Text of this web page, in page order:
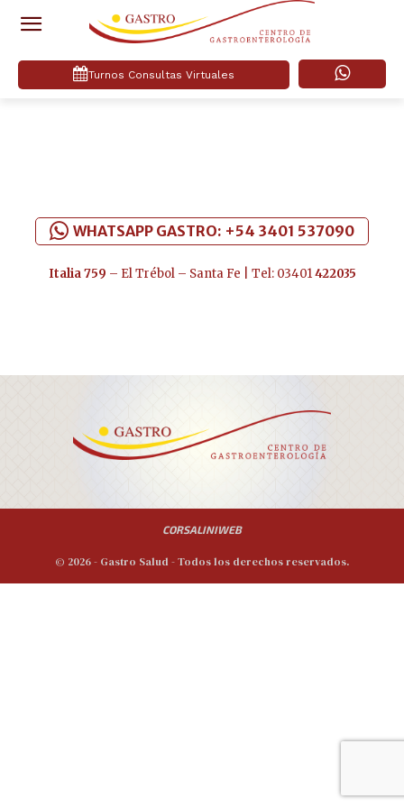
Turnos Consultas Virtuales
WHATSAPP GASTRO: +54 3401 537090
Italia 759 – El Trébol – Santa Fe | Tel: 03401422035
CORSALINIWEB
© 2026 - Gastro Salud - Todos los derechos reservados.